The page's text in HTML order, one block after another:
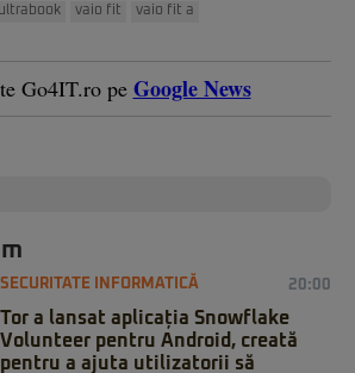
ultrabook vaio fit vaio fit a
Go4IT.ro pe Google News
SECURITATE INFORMATICĂ 20:00
Tor a lansat aplicația Snowflake
Volunteer pentru Android, creată
pentru a ajuta utilizatorii să